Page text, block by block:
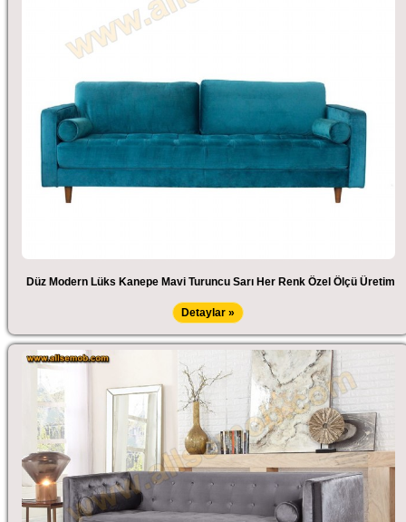
Düz Modern Lüks Kanepe Mavi Turuncu Sarı Her Renk Özel Ölçü Üretim
Detaylar »